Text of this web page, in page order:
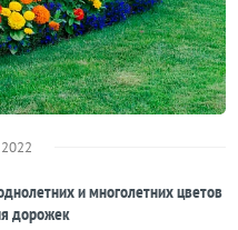
и многолетних цветов
дорожек